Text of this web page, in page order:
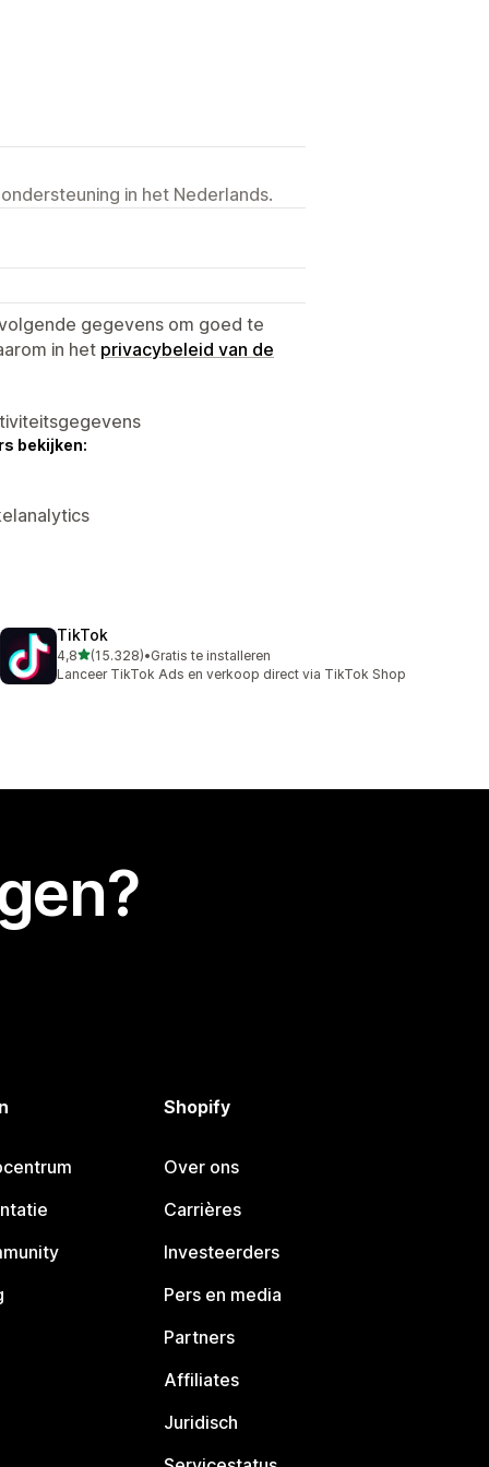
in het Nederlands.
gegevens om goed te
in het privacybeleid van de
bekijken:
TikTok
4,8van 5 sterren
(15.328)
15328 recensies in totaal
•Gratis te installeren
Lanceer TikTok Ads en verkoop direct via TikTok Shop
Shopify
Over ons
Carrières
Investeerders
Pers en media
Partners
Affiliates
Juridisch